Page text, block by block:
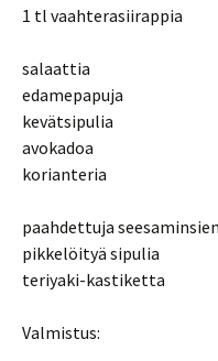
1 tl vaahterasiirappia
salaattia
edamepapuja
kevätsipulia
avokadoa
korianteria
paahdettuja
pikkelöityä sipulia
teriyaki-kastiketta
Valmistus: